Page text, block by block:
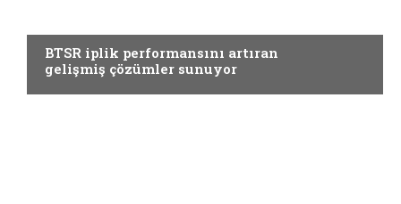
BTSR iplik performansını artıran
gelişmiş çözümler sunuyor